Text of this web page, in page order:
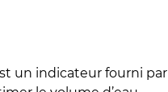
un indicateur fourni par